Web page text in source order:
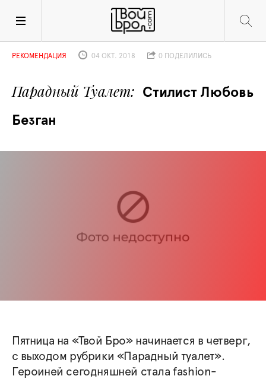
Парадный Туалет
Стилист Любовь
Безган
РЕКОМЕНДАЦИЯ 04 ОКТ. 2018 0 ПОДЕЛИЛИСЬ
Пятница на «Твой Бро» начинается в четверг,
с выходом рубрики «Парадный туалет».
Героиней сегодняшней стала fashion-